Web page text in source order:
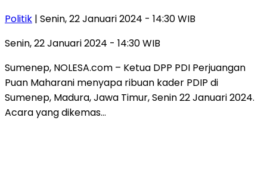
Politik | Senin, 22 Januari 2024 - 14:30 WIB
Senin, 22 Januari 2024 - 14:30 WIB
Sumenep, NOLESA.com – Ketua DPP PDI Perjuangan
Puan Maharani menyapa ribuan kader PDIP di
Sumenep, Madura, Jawa Timur, Senin 22 Januari 2024.
Acara yang dikemas…